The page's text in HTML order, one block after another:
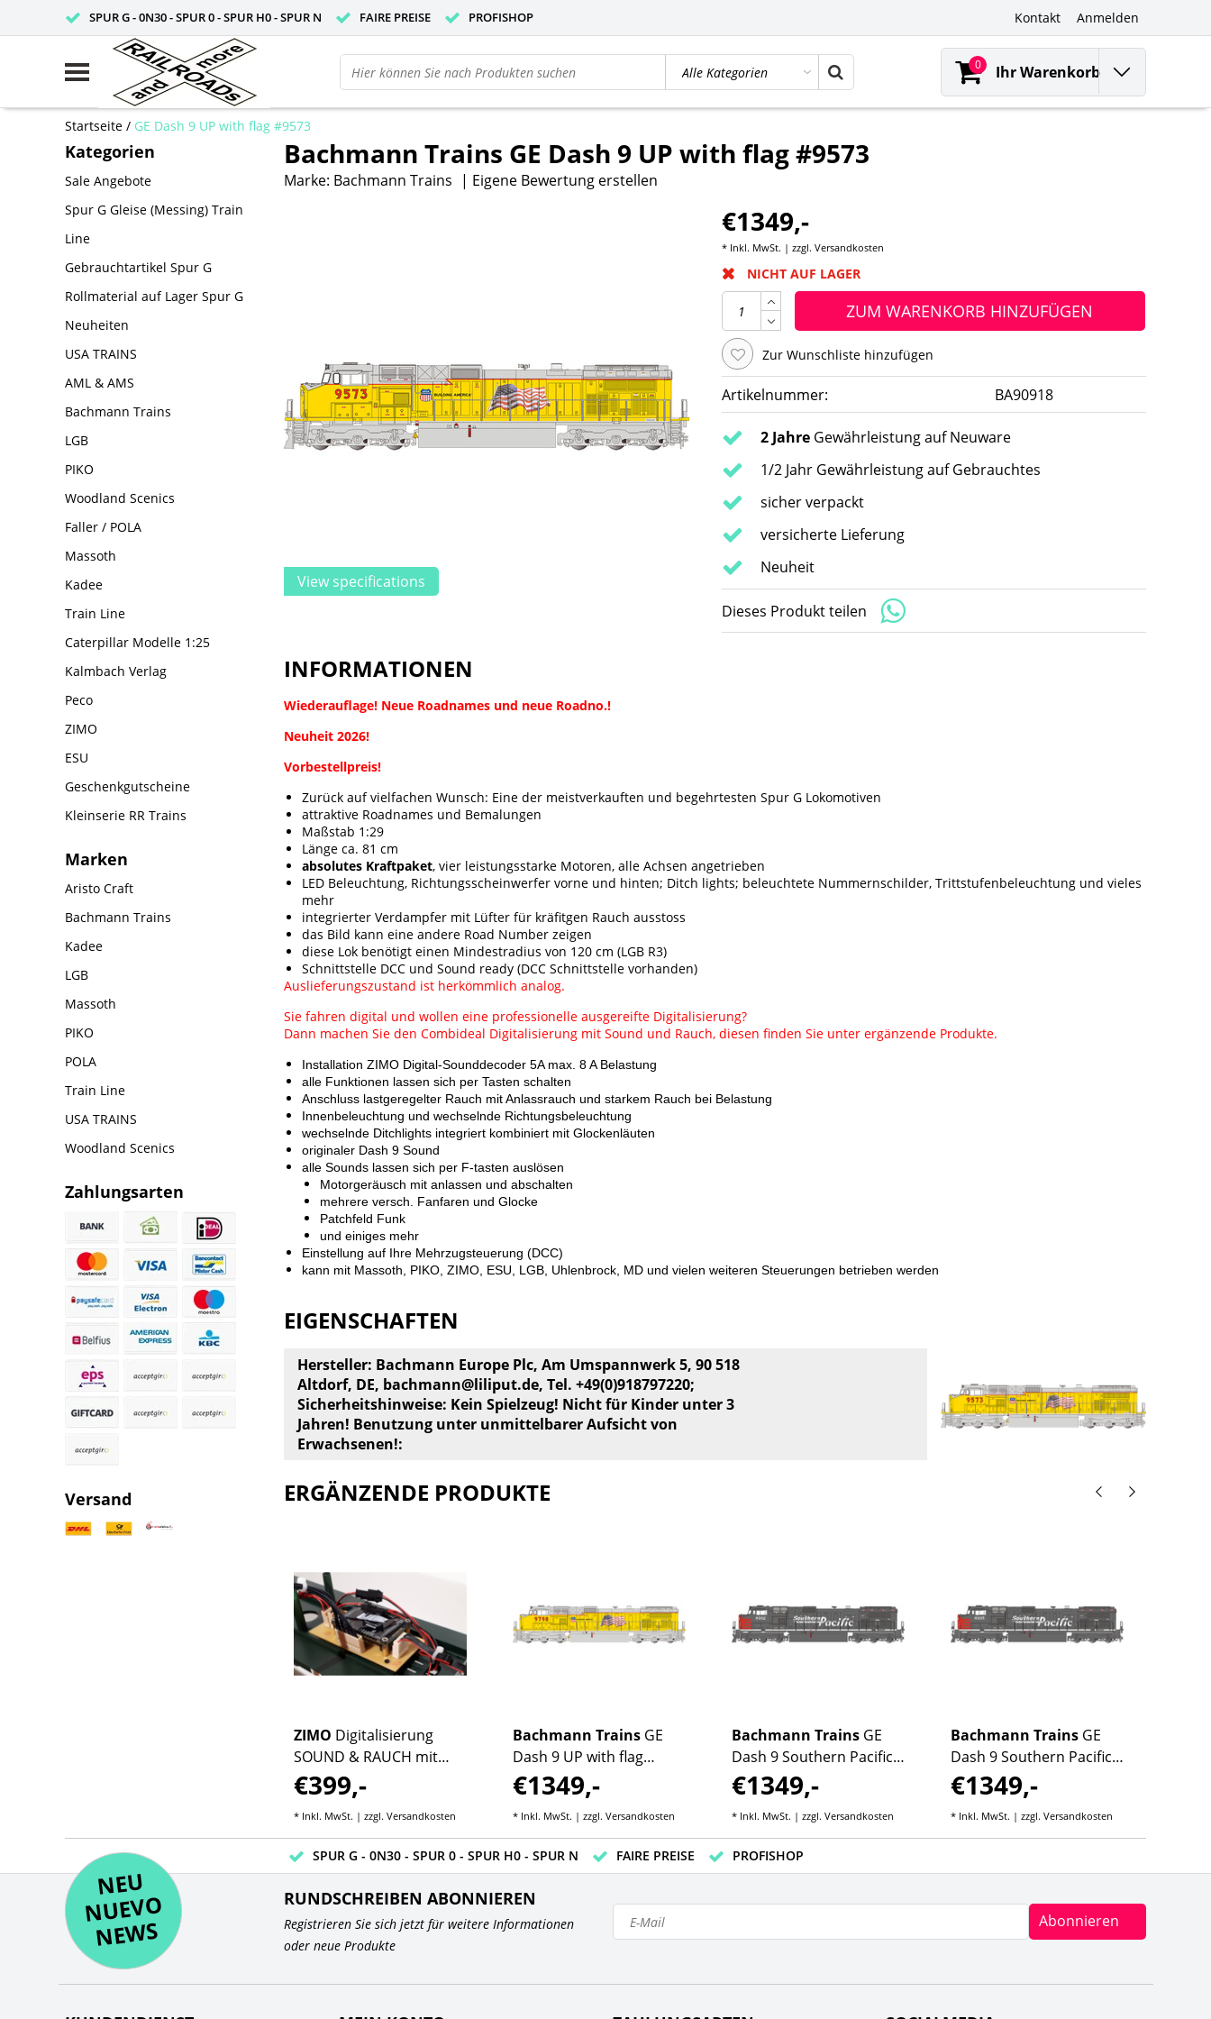
SPUR G - 0N30 - SPUR 0 - SPUR H0 - SPUR N FAIRE PREISE PROFISHOP Kontakt Anmelden
0 Ihr Warenkorb
Startseite / GE Dash 9 UP with flag #9573
Kategorien
Sale Angebote
Spur G Gleise (Messing) Train
Line
Gebrauchtartikel Spur G
Rollmaterial auf Lager Spur G
Neuheiten
USA TRAINS
AML & AMS
Bachmann Trains
LGB
PIKO
Woodland Scenics
Faller / POLA
Massoth
Kadee
Train Line
Caterpillar Modelle 1:25
Kalmbach Verlag
Peco
ZIMO
ESU
Geschenkgutscheine
Kleinserie RR Trains
Marken
Aristo Craft
Bachmann Trains
Kadee
LGB
Massoth
PIKO
POLA
Train Line
USA TRAINS
Woodland Scenics
Zahlungsarten
Versand
Bachmann Trains GE Dash 9 UP with flag #9573
Marke: Bachmann Trains | Eigene Bewertung erstellen
View specifications
€1349,-
* Inkl. MwSt. | zzgl. Versandkosten
NICHT AUF LAGER
ZUM WARENKORB HINZUFÜGEN
Zur Wunschliste hinzufügen
Artikelnummer: BA90918
2 Jahre Gewährleistung auf Neuware
1/2 Jahr Gewährleistung auf Gebrauchtes
sicher verpackt
versicherte Lieferung
Neuheit
Dieses Produkt teilen
INFORMATIONEN
Wiederauflage! Neue Roadnames und neue Roadno.!
Neuheit 2026!
Vorbestellpreis!
Zurück auf vielfachen Wunsch: Eine der meistverkauften und begehrtesten Spur G Lokomotiven
attraktive Roadnames und Bemalungen
Maßstab 1:29
Länge ca. 81 cm
absolutes Kraftpaket, vier leistungsstarke Motoren, alle Achsen angetrieben
LED Beleuchtung, Richtungsscheinwerfer vorne und hinten; Ditch lights; beleuchtete Nummernschilder, Trittstufenbeleuchtung und vieles
mehr
integrierter Verdampfer mit Lüfter für kräfitgen Rauch ausstoss
das Bild kann eine andere Road Number zeigen
diese Lok benötigt einen Mindestradius von 120 cm (LGB R3)
Schnittstelle DCC und Sound ready (DCC Schnittstelle vorhanden)
Auslieferungszustand ist herkömmlich analog.
Sie fahren digital und wollen eine professionelle ausgereifte Digitalisierung?
Dann machen Sie den Combideal Digitalisierung mit Sound und Rauch, diesen finden Sie unter ergänzende Produkte.
Installation ZIMO Digital-Sounddecoder 5A max. 8 A Belastung
alle Funktionen lassen sich per Tasten schalten
Anschluss lastgeregelter Rauch mit Anlassrauch und starkem Rauch bei Belastung
Innenbeleuchtung und wechselnde Richtungsbeleuchtung
wechselnde Ditchlights integriert kombiniert mit Glockenläuten
originaler Dash 9 Sound
alle Sounds lassen sich per F-tasten auslösen
Motorgeräusch mit anlassen und abschalten
mehrere versch. Fanfaren und Glocke
Patchfeld Funk
und einiges mehr
Einstellung auf Ihre Mehrzugsteuerung (DCC)
kann mit Massoth, PIKO, ZIMO, ESU, LGB, Uhlenbrock, MD und vielen weiteren Steuerungen betrieben werden
EIGENSCHAFTEN
Hersteller: Bachmann Europe Plc, Am Umspannwerk 5, 90 518
Altdorf, DE, bachmann@liliput.de, Tel. +49(0)918797220;
Sicherheitshinweise: Kein Spielzeug! Nicht für Kinder unter 3
Jahren! Benutzung unter unmittelbarer Aufsicht von
Erwachsenen!:
ERGÄNZENDE PRODUKTE
ZIMO Digitalisierung
SOUND & RAUCH mit
ZIMO komplett
€399,-
* Inkl. MwSt. | zzgl. Versandkosten
Bachmann Trains GE
Dash 9 UP with flag
#9798
€1349,-
* Inkl. MwSt. | zzgl. Versandkosten
Bachmann Trains GE
Dash 9 Southern Pacific™
#8102
€1349,-
* Inkl. MwSt. | zzgl. Versandkosten
Bachmann Trains GE
Dash 9 Southern Pacific™
#8105
€1349,-
* Inkl. MwSt. | zzgl. Versandkosten
SPUR G - 0N30 - SPUR 0 - SPUR H0 - SPUR N FAIRE PREISE PROFISHOP
NE
U
N
UEV
O
NE
WS
RUNDSCHREIBEN ABONNIEREN
Registrieren Sie sich jetzt für weitere Informationen
oder neue Produkte
Abonnieren